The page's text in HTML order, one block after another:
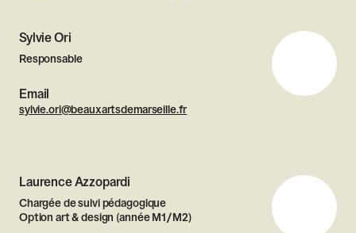
Sylvie Ori
Responsable
Email
sylvie.ori@beauxartsdemarseille.fr
Laurence Azzopardi
Chargée de suivi pédagogique
Option art & design (année M1/M2)